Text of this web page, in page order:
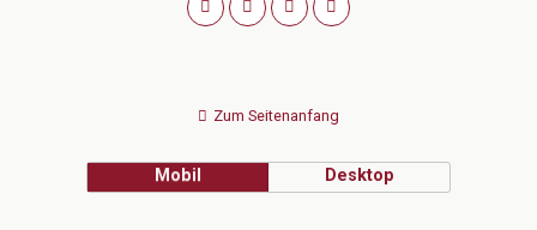
Zum Seitenanfang
Mobil Desktop